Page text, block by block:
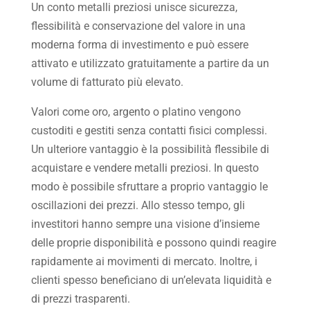
Un conto metalli preziosi unisce sicurezza,
flessibilità e conservazione del valore in una
moderna forma di investimento e può essere
attivato e utilizzato gratuitamente a partire da un
volume di fatturato più elevato.
Valori come oro, argento o platino vengono
custoditi e gestiti senza contatti fisici complessi.
Un ulteriore vantaggio è la possibilità flessibile di
acquistare e vendere metalli preziosi. In questo
modo è possibile sfruttare a proprio vantaggio le
oscillazioni dei prezzi. Allo stesso tempo, gli
investitori hanno sempre una visione d’insieme
delle proprie disponibilità e possono quindi reagire
rapidamente ai movimenti di mercato. Inoltre, i
clienti spesso beneficiano di un’elevata liquidità e
di prezzi trasparenti.